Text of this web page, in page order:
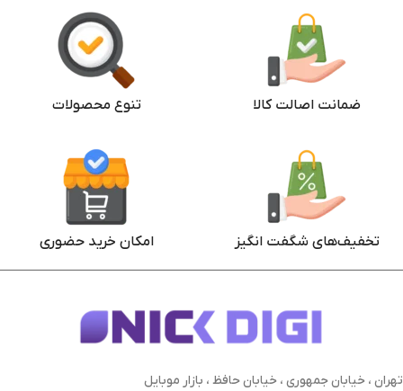
ضمانت اصالت کالا تنوع محصولات
تخفیف‌های شگفت انگیز امکان خرید حضوری
تهران ، خیابان جمهوری ، خیابان حافظ ، بازار موبایل